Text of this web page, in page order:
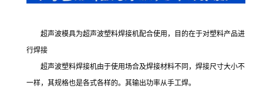
超声波模具为超声波塑料焊接机配合使用，目的在于对塑料产品进
行焊接
超声波塑料焊接机由于使用场合及焊接材料不同，焊接尺寸大小不
一样，其规格也是各式各样的。其输出功率从手工焊。